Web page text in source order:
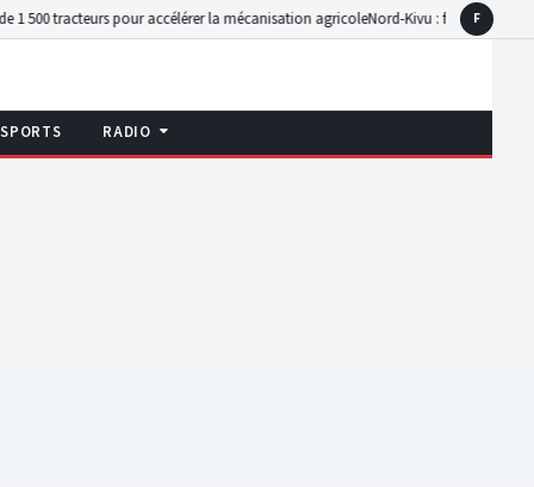
pour accélérer la mécanisation agricoleNord-Kivu : face à Ebola, les Témoins
F
SPORTS RADIO